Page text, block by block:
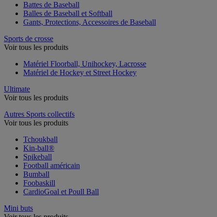
Battes de Baseball
Balles de Baseball et Softball
Gants, Protections, Accessoires de Baseball
Sports de crosse
Voir tous les produits
Matériel Floorball, Unihockey, Lacrosse
Matériel de Hockey et Street Hockey
Ultimate
Voir tous les produits
Autres Sports collectifs
Voir tous les produits
Tchoukball
Kin-ball®
Spikeball
Football américain
Bumball
Foobaskill
CardioGoal et Poull Ball
Mini buts